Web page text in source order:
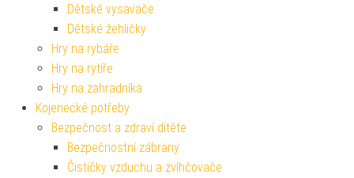
Dětské vysavače
Dětské žehličky
Hry na rybáře
Hry na rytíře
Hry na zahradníka
Kojenecké potřeby
Bezpečnost a zdraví dítěte
Bezpečnostní zábrany
Čističky vzduchu a zvlhčovače